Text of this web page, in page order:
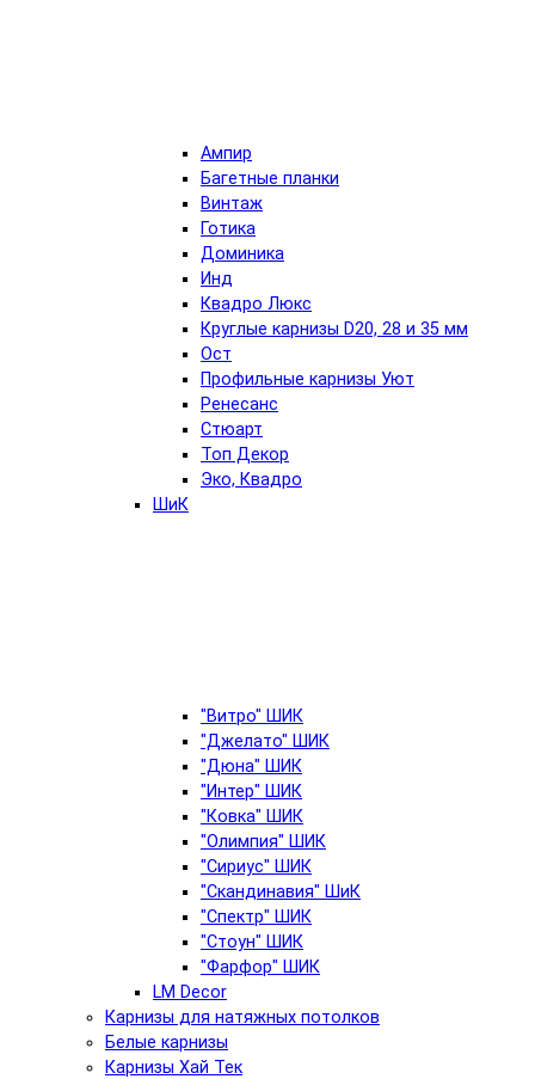
Ампир
Багетные планки
Винтаж
Готика
Доминика
Инд
Квадро Люкс
Круглые карнизы D20, 28 и 35 мм
Ост
Профильные карнизы Уют
Ренесанс
Стюарт
Топ Декор
Эко, Квадро
ШиК
"Витро" ШИК
"Джелато" ШИК
"Дюна" ШИК
"Интер" ШИК
"Ковка" ШИК
"Олимпия" ШИК
"Сириус" ШИК
"Скандинавия" ШиК
"Спектр" ШИК
"Стоун" ШИК
"Фарфор" ШИК
LM Decor
Карнизы для натяжных потолков
Белые карнизы
Карнизы Хай Тек